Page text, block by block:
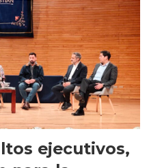
ejecutivos,